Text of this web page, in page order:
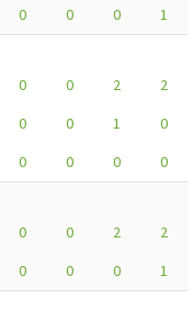
0 0 0
1
0 0 2
2
0 0 1
0
0 0 0
0
0 0 2
2
0 0 0
1